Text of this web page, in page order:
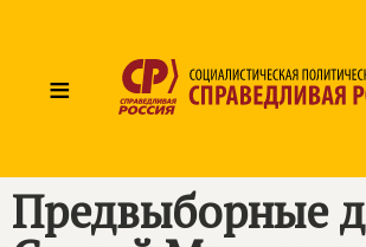
≡
Предвыборные